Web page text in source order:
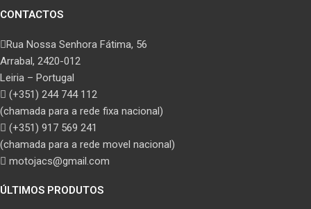
CONTACTOS
Rua Nossa Senhora Fátima, 56
Arrabal, 2420-012
Leiria – Portugal
(+351) 244 744 112
(chamada para a rede fixa nacional)
(+351) 917 569 241
(chamada para a rede movel nacional)
motojacs@gmail.com
ÚLTIMOS PRODUTOS